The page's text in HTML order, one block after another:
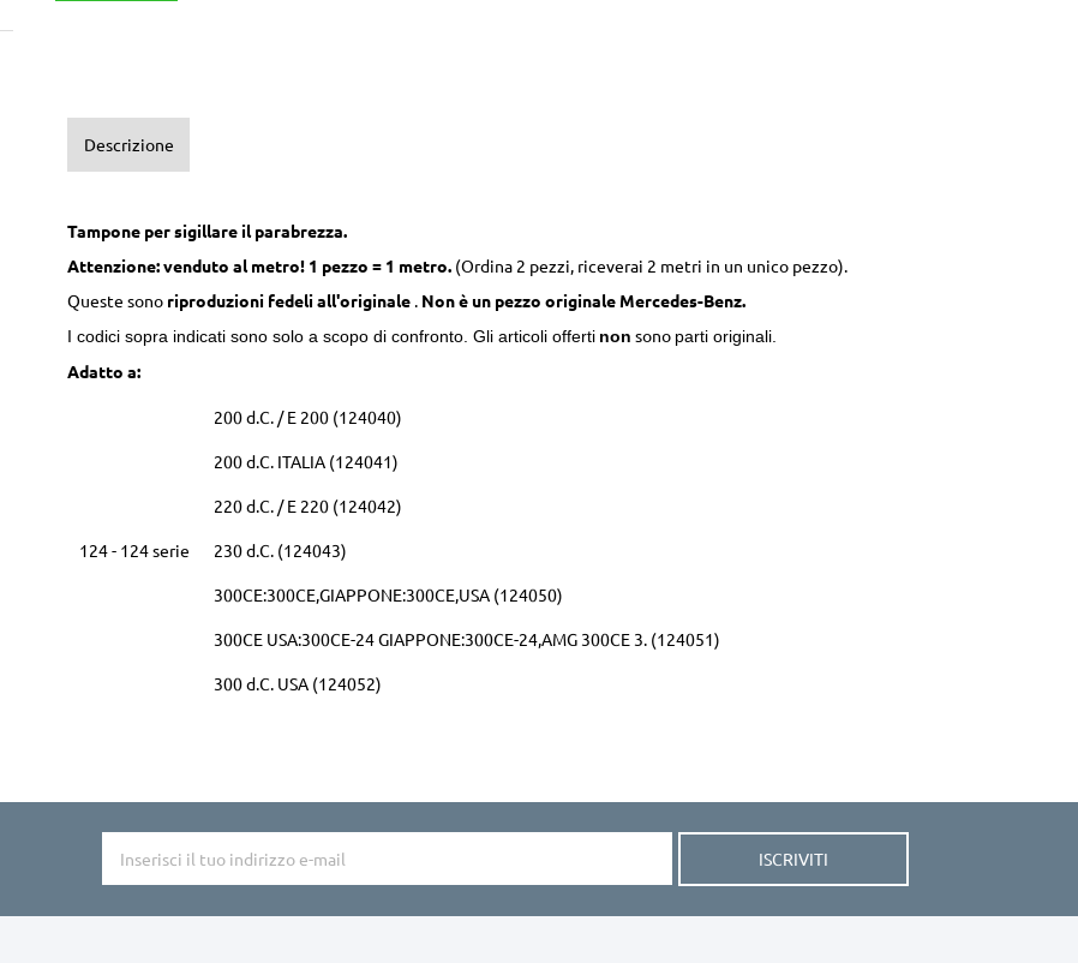
Descrizione
Tampone per sigillare il parabrezza.
Attenzione: venduto al metro! 1 pezzo = 1 metro.(Ordina 2 pezzi, riceverai 2 metri in un unico pezzo).
Queste sono riproduzioni fedeli all'originale. Non è un pezzo originale Mercedes-Benz.
I codici sopra indicati sono solo a scopo di confronto. Gli articoli offerti non sono parti originali.
Adatto a:
124 - 124 serie
200 d.C. / E 200 (124040)
200 d.C. ITALIA (124041)
220 d.C. / E 220 (124042)
230 d.C. (124043)
300CE:300CE,GIAPPONE:300CE,USA (124050)
300CE USA:300CE-24 GIAPPONE:300CE-24,AMG 300CE 3. (124051)
300 d.C. USA (124052)
ISCRIVITI